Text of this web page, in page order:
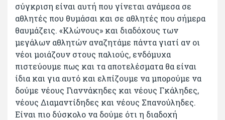
σύγκριση είναι αυτή που γίνεται ανάμεσα σε
αθλητές που θυμάσαι και σε αθλητές που σήμερα
θαυμάζεις. «Κλώνους» και διαδόχους των
μεγάλων αθλητών αναζητάμε πάντα γιατί αν οι
νέοι μοιάζουν στους παλιούς, ενδόμυχα
πιστεύουμε πως και τα αποτελέσματα θα είναι
ίδια και για αυτό και ελπίζουμε να μπορούμε να
δούμε νέους Γιαννάκηδες και νέους Γκάληδες,
νέους Διαμαντίδηδες και νέους Σπανούληδες.
Είναι πιο δύσκολο να δούμε ότι η διαδοχή